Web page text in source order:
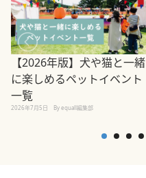
【2026年版】犬や猫と一緒
に楽しめるペットイベント
一覧
2026年7月5日 By equall編集部